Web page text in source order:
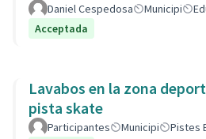
Daniel Cespedosa Municipi
Acceptada
Lavabos en la zona
pista skate
Participantes Municipi Pistes